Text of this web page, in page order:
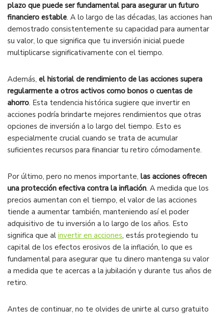
plazo que puede ser fundamental para asegurar un futuro
financiero estable. A lo largo de las décadas, las acciones han
demostrado consistentemente su capacidad para aumentar
su valor, lo que significa que tu inversión inicial puede
multiplicarse significativamente con el tiempo.
Además, el historial de rendimiento de las acciones supera
regularmente a otros activos como bonos o cuentas de
ahorro. Esta tendencia histórica sugiere que invertir en
acciones podría brindarte mejores rendimientos que otras
opciones de inversión a lo largo del tiempo. Esto es
especialmente crucial cuando se trata de acumular
suficientes recursos para financiar tu retiro cómodamente.
Por último, pero no menos importante, las acciones ofrecen
una protección efectiva contra la inflación. A medida que los
precios aumentan con el tiempo, el valor de las acciones
tiende a aumentar también, manteniendo así el poder
adquisitivo de tu inversión a lo largo de los años. Esto
significa que al invertir en acciones, estás protegiendo tu
capital de los efectos erosivos de la inflación, lo que es
fundamental para asegurar que tu dinero mantenga su valor
a medida que te acercas a la jubilación y durante tus años de
retiro.
Antes de continuar, no te olvides de unirte al curso gratuito